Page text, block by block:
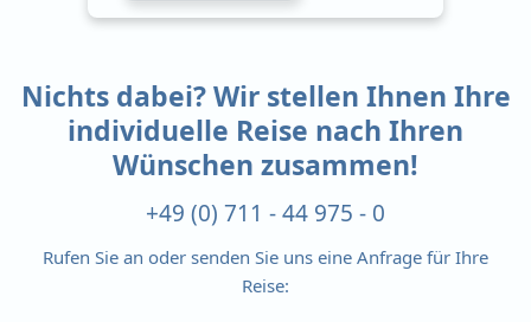
Nichts dabei? Wir stellen Ihnen Ihre
individuelle Reise nach Ihren
Wünschen zusammen!
+49 (0) 711 - 44 975 - 0
Rufen Sie an oder senden Sie uns eine Anfrage für Ihre
Reise: